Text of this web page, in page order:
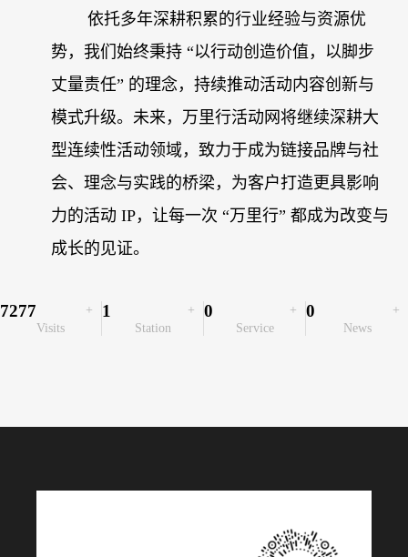
依托多年深耕积累的行业经验与资源优
势，我们始终秉持 “以行动创造价值，以脚步
丈量责任” 的理念，持续推动活动内容创新与
模式升级。未来，万里行活动网将继续深耕大
型连续性活动领域，致力于成为链接品牌与社
会、理念与实践的桥梁，为客户打造更具影响
力的活动 IP，让每一次 “万里行” 都成为改变与
成长的见证。
7277
Visits
+ 1
Station
+ 0
Service
+ 0
News
+